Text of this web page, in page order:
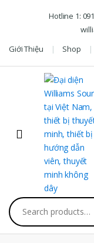
Hotline 1:
Giới Thiệu
Shop
Search for: